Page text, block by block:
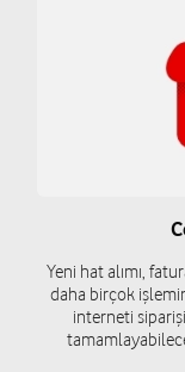
Yeni Mah. İsmet
Yeni Mah.
05421682659
Okan İletişim
Yeni hat alımı,
daha birçok
interneti